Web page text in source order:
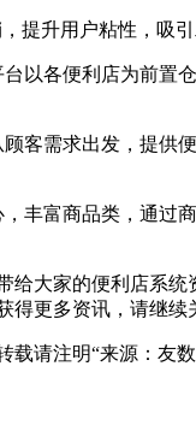
提升用户粘性，吸引
以各便利店为前置
客需求出发，提供
丰富商品类，通过
给大家的便利店系统
得更多资讯，请继续
载请注明“来源：友